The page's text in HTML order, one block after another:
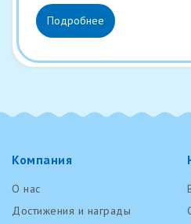
Подробнее
Компания
О нас
Достижения и награды